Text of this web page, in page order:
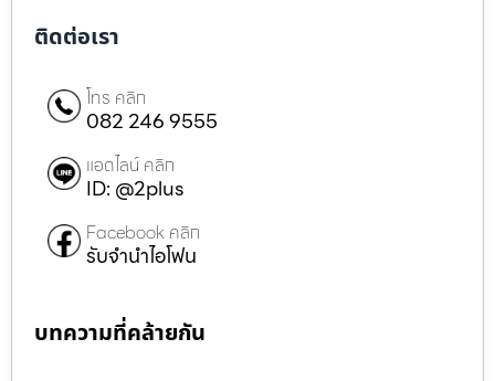
ติดต่อเรา
โทร คลิก
082 246 9555
แอดไลน์ คลิก
ID: @2plus
Facebook คลิก
รับจำนำไอโฟน
บทความที่คล้ายกัน